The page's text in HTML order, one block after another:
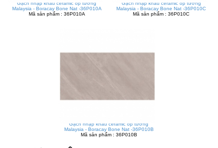
Gạch nhập khẩu ceramic ốp tường
Malaysia - Boracay Bone Nat -36P010A
Mã sản phẩm : 36P010A
Gạch nhập khẩu ceramic ốp tường
Malaysia - Boracay Bone Nat -36P010C
Mã sản phẩm : 36P010C
Gạch nhập khẩu ceramic ốp tường
Malaysia - Boracay Bone Nat -36P010B
Mã sản phẩm : 36P010B